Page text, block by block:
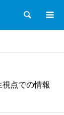
検索
点での情報